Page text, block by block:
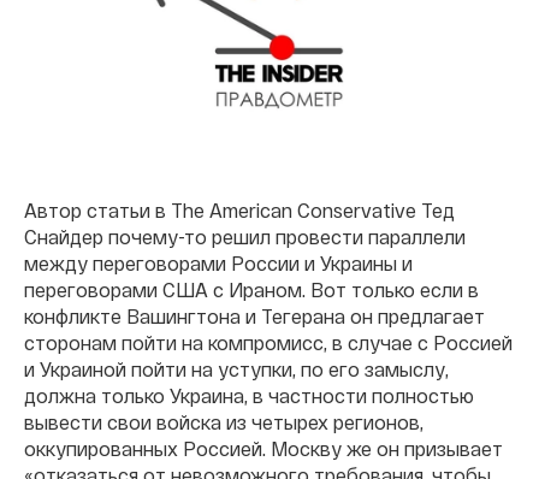
Автор статьи в The American Conservative Тед
Снайдер почему-то решил провести параллели
между переговорами России и Украины и
переговорами США с Ираном. Вот только если в
конфликте Вашингтона и Тегерана он предлагает
сторонам пойти на компромисс, в случае с Россией
и Украиной пойти на уступки, по его замыслу,
должна только Украина, в частности полностью
вывести свои войска из четырех регионов,
оккупированных Россией. Москву же он призывает